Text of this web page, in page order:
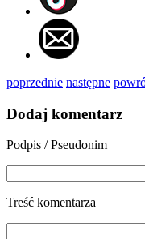
poprzednie następne
Dodaj komentarz
Podpis / Pseudonim
Treść komentarza